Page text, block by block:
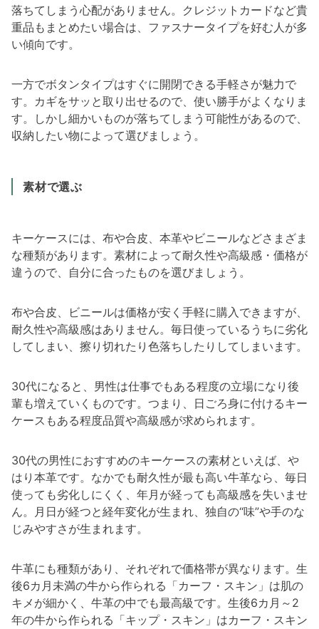
落ちてしまう心配がありません。クレジットカードなど貴
重品もまとめたい場合は、ファスナータイプを好む人が多
い傾向です。
一方でボタンタイプはすぐに開閉できる手軽さが魅力で
す。カギをサッと取り出せるので、使い勝手がよくなりま
す。しかし細かいものが落ちてしまう可能性があるので、
収納したい物によって選びましょう。
素材で選ぶ
キーケースには、布や合皮、本革やビニールなどさまざま
な種類があります。素材によって耐久性や高級感・価格が
違うので、自分に合ったものを選びましょう。
布や合皮、ビニールは価格が安く手軽に購入できますが、
耐久性や高級感はありません。毎日使っているうちに劣化
してしまい、擦り切れたり色落ちしたりしてしまいます。
30代になると、男性は仕事でもある程度の立場になり後
輩も増えていくものです。つまり、日ごろ身に付けるキー
ケースもある程度品質や高級感が求められます。
30代の男性におすすめのキーケースの素材といえば、や
はり本革です。なかでも耐久性が最も高い牛革なら、毎日
使っても劣化しにくく、年月が経っても高級感を失いませ
ん。月日が経つと経年変化が生まれ、独自の“味”や手のな
じみやすさが生まれます。
牛革にも種類があり、それぞれで価格帯が異なります。生
後6カ月未満の牛から作られる「カーフ・スキン」は肌の
キメが細かく、牛革の中でも最高級です。生後6カ月～2
年の牛から作られる「キップ・スキン」はカーフ・スキン